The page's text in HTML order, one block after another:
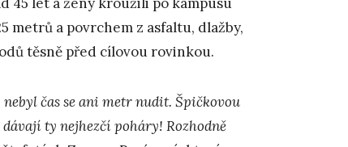
metrů a povrchem z asfaltu, dlažby,
těsně před cílovou rovinkou.
čas se ani metr nudit. Špičkovou
ty nejhezčí poháry! Rozhodně